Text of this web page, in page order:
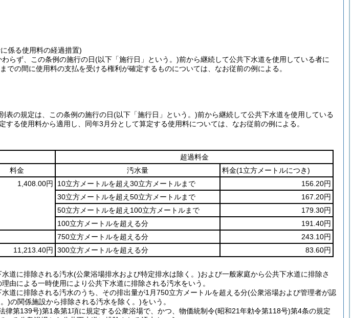
係る使用料の経過措置)
らず、この条例の施行の日(以下「施行日」という。)前から継続して公共下水道を使用している者に
の間に使用料の支払を受ける権利が確定するものについては、なお従前の例による。
表の規定は、この条例の施行の日(以下「施行日」という。)前から継続して公共下水道を使用している
る使用料から適用し、同年3月分として算定する使用料については、なお従前の例による。
超過料金
料金 汚水量 料金(1立方メートルにつき)
1,408.00円 10立方メートルを超え30立方メートルまで
156.20円
30立方メートルを超え50立方メートルまで
167.20円
50立方メートルを超え100立方メートルまで
179.30円
100立方メートルを超える分
191.40円
750立方メートルを超える分
243.10円
11,213.40円 300立方メートルを超える分
83.60円
道に排除される汚水(公衆浴場排水および特定排水は除く。)および一般家庭から公共下水道に排除さ
由による一時使用により公共下水道に排除される汚水をいう。
道に排除される汚水のうち、その排出量が1月750立方メートルを超える分(公衆浴場および管理者が認
)の関係施設から排除される汚水を除く。)をいう。
第139号)第1条第1項に規定する公衆浴場で、かつ、物価統制令(昭和21年勅令第118号)第4条の規定